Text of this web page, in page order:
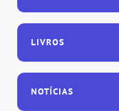
LIVROS
NOTÍCIAS